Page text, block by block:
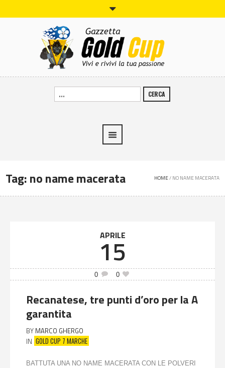
CERCA
Tag:no name macerata HOME/ NO NAME MACERATA
APRILE
15
0 0
Recanatese, tre punti d’oro per la A
garantita
BY MARCO GHERGO
IN GOLD CUP 7 MARCHE
BATTUTA UNA NO NAME MACERATA CON LE POLVERI